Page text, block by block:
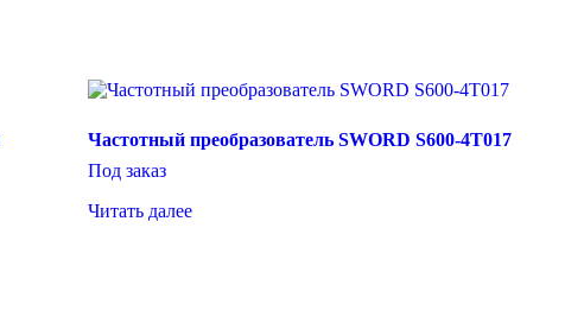
Частотный преобразователь SWORD S600-4T017
Под заказ
Читать далее